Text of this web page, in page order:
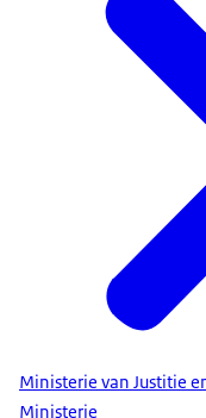
Ministerie van Justitie
Ministerie